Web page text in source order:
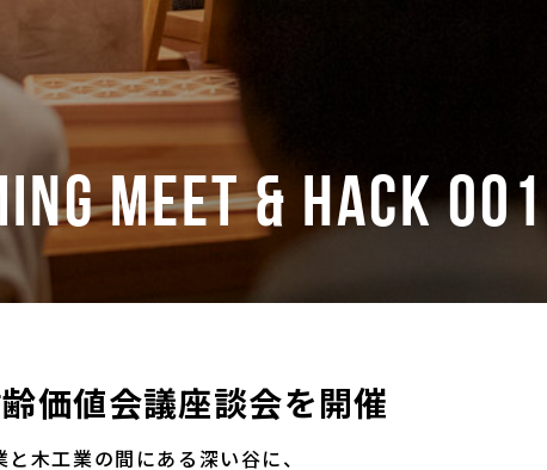
MEET & HACK 001
価値会議座談会を開催
と木工業の間にある深い谷に、